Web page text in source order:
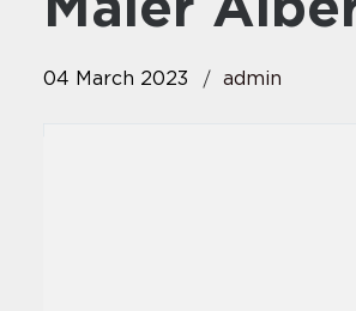
04 March 2023 admin